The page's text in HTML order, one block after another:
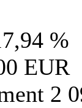
%
EUR
2